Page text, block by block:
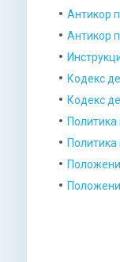
Антикор
Антикор
Кодекс
Кодекс
Политика
Политика